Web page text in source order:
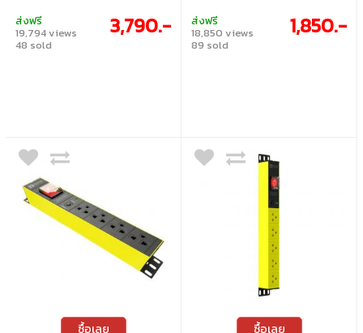
ส่งฟรี
19,794 views
48 sold
3,790.- ส่งฟรี
18,850 views
89 sold
1,850.-
ซื้อเลย ซื้อเลย